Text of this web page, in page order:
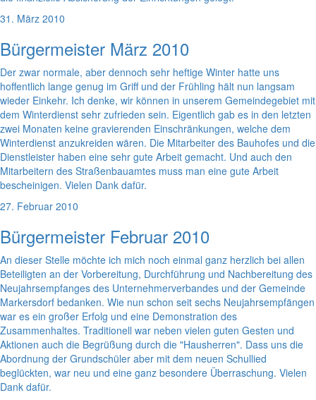
31. März 2010
Bürgermeister März 2010
Der zwar normale, aber dennoch sehr heftige Winter hatte uns
hoffentlich lange genug im Griff und der Frühling hält nun langsam
wieder Einkehr. Ich denke, wir können in unserem Gemeindegebiet mit
dem Winterdienst sehr zufrieden sein. Eigentlich gab es in den letzten
zwei Monaten keine gravierenden Einschränkungen, welche dem
Winterdienst anzukreiden wären. Die Mitarbeiter des Bauhofes und die
Dienstleister haben eine sehr gute Arbeit gemacht. Und auch den
Mitarbeitern des Straßenbauamtes muss man eine gute Arbeit
bescheinigen. Vielen Dank dafür.
27. Februar 2010
Bürgermeister Februar 2010
An dieser Stelle möchte ich mich noch einmal ganz herzlich bei allen
Beteiligten an der Vorbereitung, Durchführung und Nachbereitung des
Neujahrsempfanges des Unternehmerverbandes und der Gemeinde
Markersdorf bedanken. Wie nun schon seit sechs Neujahrsempfängen
war es ein großer Erfolg und eine Demonstration des
Zusammenhaltes. Traditionell war neben vielen guten Gesten und
Aktionen auch die Begrüßung durch die "Hausherren". Dass uns die
Abordnung der Grundschüler aber mit dem neuen Schullied
beglückten, war neu und eine ganz besondere Überraschung. Vielen
Dank dafür.